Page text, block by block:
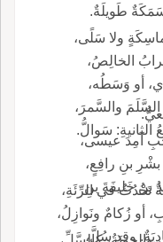
طَويلَةٌ.
ولا سَلًى،
الخالِصُ،
أو وَسَطُه،
والسَّمرَ،
سَوالُّ.
آمِدَ عيسى،
بنِ رافِعٍ،
بنُ خَليفَةَ بنِ
في الرِّئَةِ،
أو زُكامٌ ونَوازِلُ،
وقد سُلَّ،